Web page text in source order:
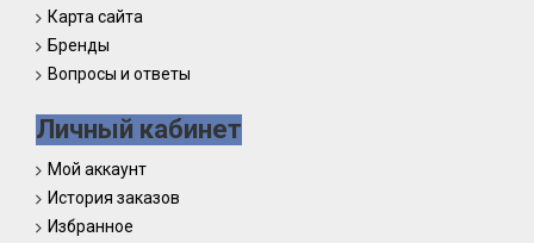
Карта сайта
Бренды
Вопросы и ответы
Личный кабинет
Мой аккаунт
История заказов
Избранное